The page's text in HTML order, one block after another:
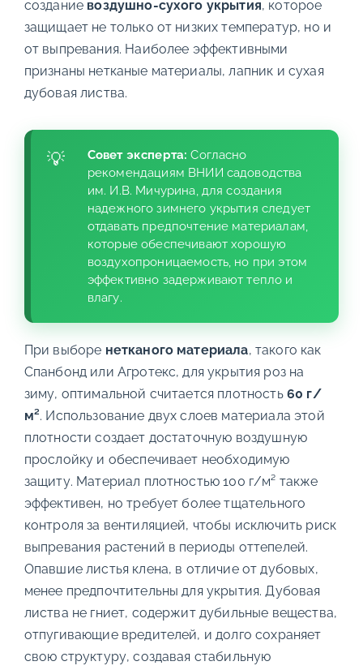
создание воздушно-сухого укрытия, которое
защищает не только от низких температур, но и
от выпревания. Наиболее эффективными
признаны нетканые материалы, лапник и сухая
дубовая листва.
Совет эксперта: Согласно
рекомендациям ВНИИ садоводства
им. И.В. Мичурина, для создания
надежного зимнего укрытия следует
отдавать предпочтение материалам,
которые обеспечивают хорошую
воздухопроницаемость, но при этом
эффективно задерживают тепло и
влагу.
При выборе нетканого материала, такого как
Спанбонд или Агротекс, для укрытия роз на
зиму, оптимальной считается плотность 60 г/
м². Использование двух слоев материала этой
плотности создает достаточную воздушную
прослойку и обеспечивает необходимую
защиту. Материал плотностью 100 г/м² также
эффективен, но требует более тщательного
контроля за вентиляцией, чтобы исключить риск
выпревания растений в периоды оттепелей.
Опавшие листья клена, в отличие от дубовых,
менее предпочтительны для укрытия. Дубовая
листва не гниет, содержит дубильные вещества,
отпугивающие вредителей, и долго сохраняет
свою структуру, создавая стабильную